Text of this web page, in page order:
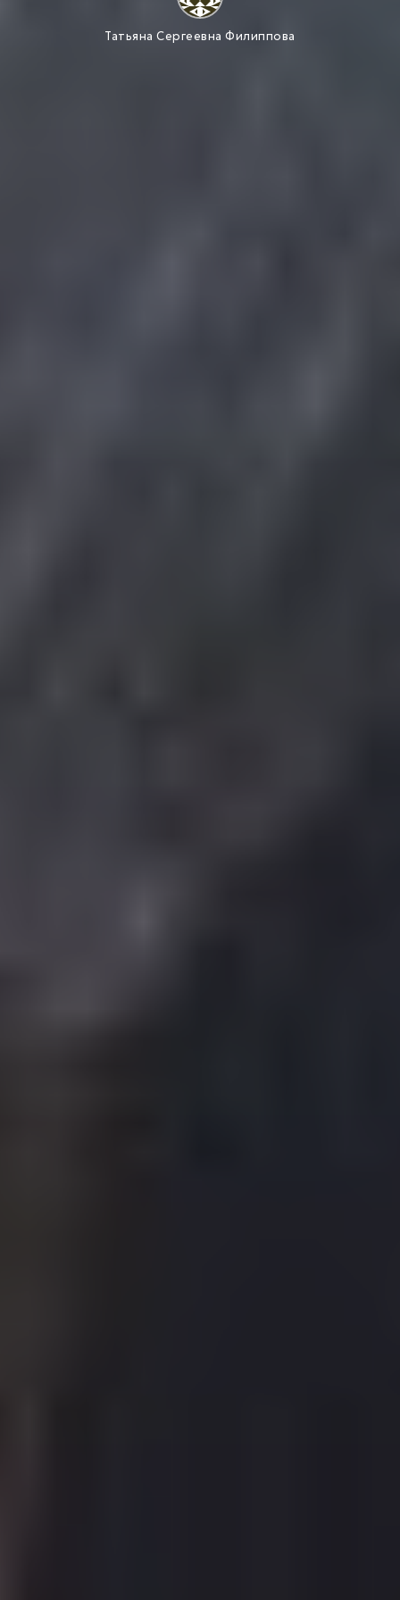
Татьяна Сергеевна Филиппова